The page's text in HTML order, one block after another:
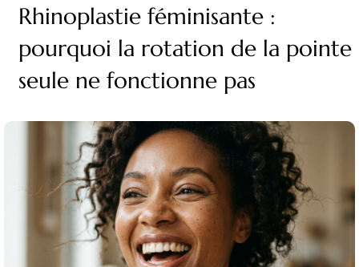
Rhinoplastie féminisante :
pourquoi la rotation de la pointe
seule ne fonctionne pas